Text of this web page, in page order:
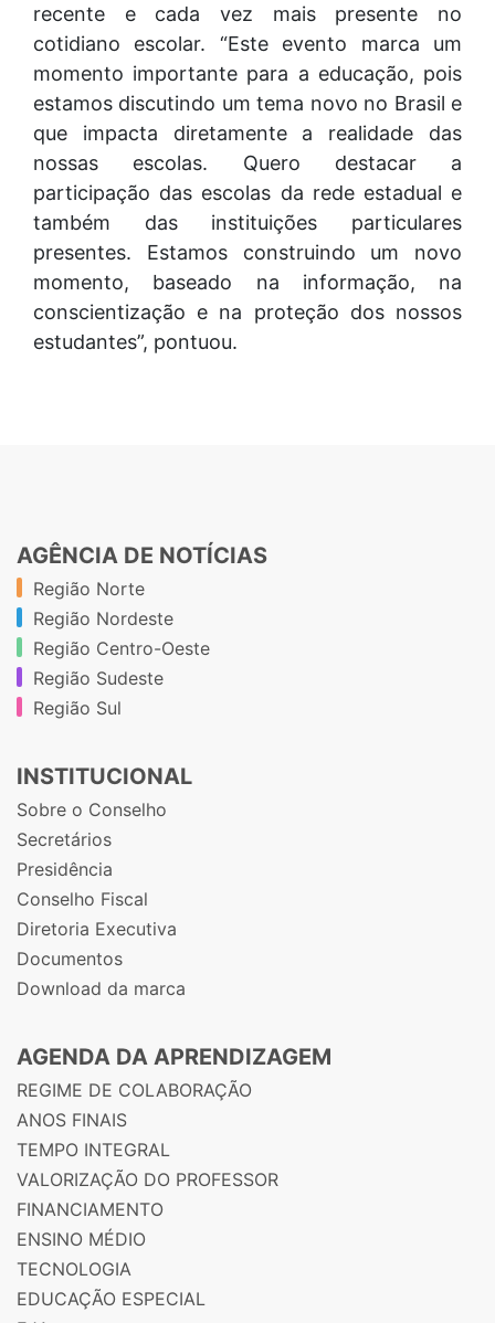
recente e cada vez mais presente no
cotidiano escolar. “Este evento marca um
momento importante para a educação, pois
estamos discutindo um tema novo no Brasil e
que impacta diretamente a realidade das
nossas escolas. Quero destacar a
participação das escolas da rede estadual e
também das instituições particulares
presentes. Estamos construindo um novo
momento, baseado na informação, na
conscientização e na proteção dos nossos
estudantes”, pontuou.
AGÊNCIA DE NOTÍCIAS
Região Norte
Região Nordeste
Região Centro-Oeste
Região Sudeste
Região Sul
INSTITUCIONAL
Sobre o Conselho
Secretários
Presidência
Conselho Fiscal
Diretoria Executiva
Documentos
Download da marca
AGENDA DA APRENDIZAGEM
REGIME DE COLABORAÇÃO
ANOS FINAIS
TEMPO INTEGRAL
VALORIZAÇÃO DO PROFESSOR
FINANCIAMENTO
ENSINO MÉDIO
TECNOLOGIA
EDUCAÇÃO ESPECIAL